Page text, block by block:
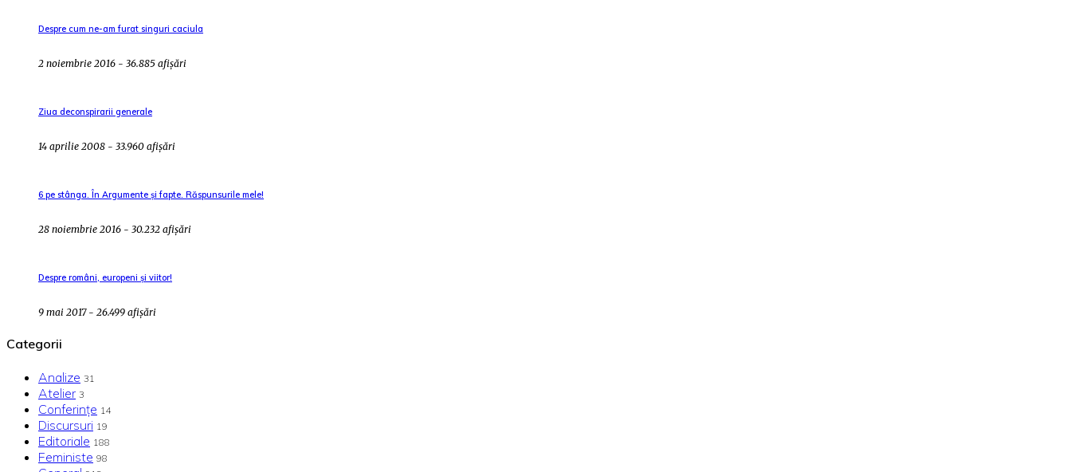
Despre cum ne-am furat singuri caciula
2 noiembrie 2016 - 36.885 afișări
Ziua deconspirarii generale
14 aprilie 2008 - 33.960 afișări
6 pe stânga. În Argumente și fapte. Răspunsurile mele!
28 noiembrie 2016 - 30.232 afișări
Despre români, europeni și viitor!
9 mai 2017 - 26.499 afișări
Categorii
Analize 31
Atelier 3
Conferințe 14
Discursuri 19
Editoriale 188
Feministe 98